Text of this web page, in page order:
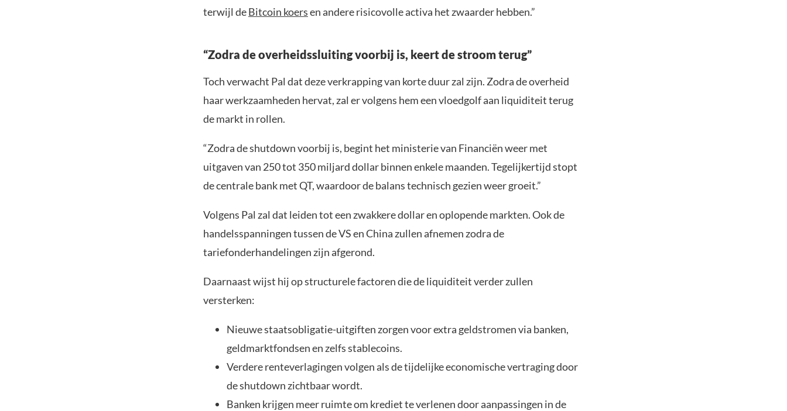
terwijl deBitcoin koersen andere risicovolle activa het zwaarder hebben.”
“Zodra de overheidssluiting voorbij is, keert de stroom terug”
Toch verwacht Pal dat deze verkrapping van korte duur zal zijn. Zodra de overheid
haar werkzaamheden hervat, zal er volgens hem een vloedgolf aan liquiditeit terug
de markt in rollen.
“Zodra de shutdown voorbij is, begint het ministerie van Financiën weer met
uitgaven van 250 tot 350 miljard dollar binnen enkele maanden. Tegelijkertijd stopt
de centrale bank met QT, waardoor de balans technisch gezien weer groeit.”
Volgens Pal zal dat leiden tot een zwakkere dollar en oplopende markten. Ook de
handelsspanningen tussen de VS en China zullen afnemen zodra de
tariefonderhandelingen zijn afgerond.
Daarnaast wijst hij op structurele factoren die de liquiditeit verder zullen
versterken:
Nieuwe staatsobligatie-uitgiften zorgen voor extra geldstromen via banken,
geldmarktfondsen en zelfs stablecoins.
Verdere renteverlagingen volgen als de tijdelijke economische vertraging door
de shutdown zichtbaar wordt.
Banken krijgen meer ruimte om krediet te verlenen door aanpassingen in de